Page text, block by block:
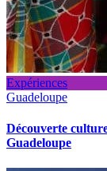
Expériences
Guadeloupe
Découverte
Guadeloupe